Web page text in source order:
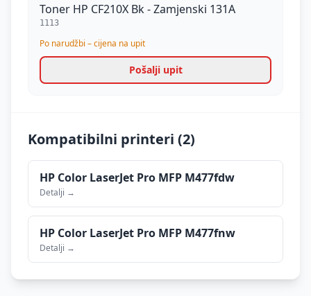
Toner HP CF210X Bk - Zamjenski 131A
1113
Po narudžbi – cijena na upit
Pošalji upit
Kompatibilni printeri (2)
HP Color LaserJet Pro MFP M477fdw
Detalji →
HP Color LaserJet Pro MFP M477fnw
Detalji →